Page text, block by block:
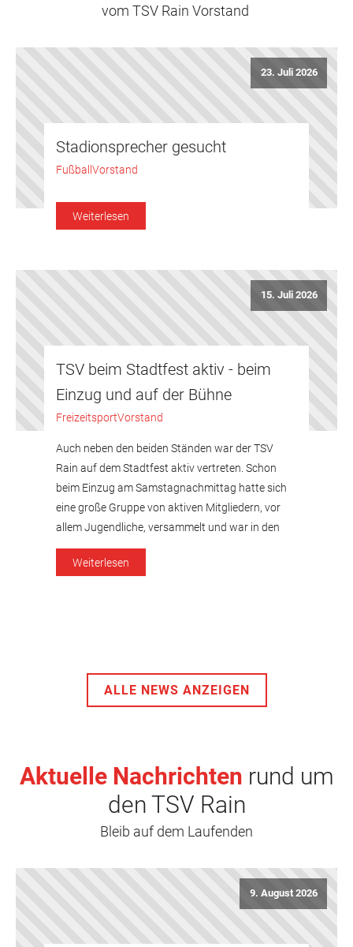
vom TSV Rain Vorstand
23. Juli 2026
Stadionsprecher gesucht
Fußball Vorstand
Weiterlesen
15. Juli 2026
TSV beim Stadtfest aktiv - beim
Einzug und auf der Bühne
FreizeitsportVorstand
Auch neben den beiden Ständen war der TSV
Rain auf dem Stadtfest aktiv vertreten. Schon
beim Einzug am Samstagnachmittag hatte sich
eine große Gruppe von aktiven Mitgliedern, vor
allem Jugendliche, versammelt und war in den
roten Farben des Vereins beim Einmarsch durch
die Hauptstraße mit dabei. Einen Aktivposten des
Weiterlesen
ALLE NEWS ANZEIGEN
Aktuelle Nachrichten rund um
den TSV Rain
Bleib auf dem Laufenden
9. August 2026